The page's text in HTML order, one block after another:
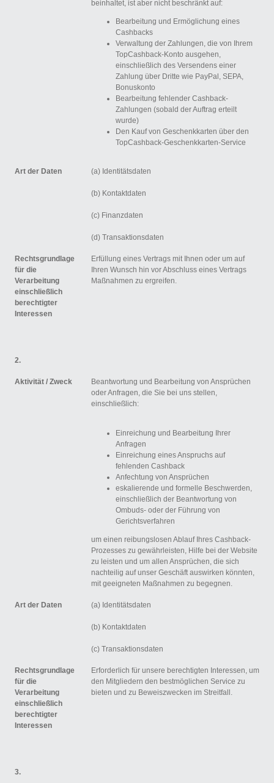
beinhaltet, ist aber nicht beschränkt auf:
Bearbeitung und Ermöglichung eines
Cashbacks
Verwaltung der Zahlungen, die von Ihrem
TopCashback-Konto ausgehen,
einschließlich des Versendens einer
Zahlung über Dritte wie PayPal, SEPA,
Bonuskonto
Bearbeitung fehlender Cashback-
Zahlungen (sobald der Auftrag erteilt
wurde)
Den Kauf von Geschenkkarten über den
TopCashback-Geschenkkarten-Service
Art der Daten (a) Identitätsdaten
(b) Kontaktdaten
(c) Finanzdaten
(d) Transaktionsdaten
Rechtsgrundlage
für die
Verarbeitung
einschließlich
berechtigter
Interessen
Erfüllung eines Vertrags mit Ihnen oder um auf
Ihren Wunsch hin vor Abschluss eines Vertrags
Maßnahmen zu ergreifen.
2.
Aktivität / Zweck
Beantwortung und Bearbeitung von Ansprüchen
oder Anfragen, die Sie bei uns stellen,
einschließlich:
Einreichung und Bearbeitung Ihrer
Anfragen
Einreichung eines Anspruchs auf
fehlenden Cashback
Anfechtung von Ansprüchen
eskalierende und formelle Beschwerden,
einschließlich der Beantwortung von
Ombuds- oder der Führung von
Gerichtsverfahren
um einen reibungslosen Ablauf Ihres Cashback-
Prozesses zu gewährleisten, Hilfe bei der Website
zu leisten und um allen Ansprüchen, die sich
nachteilig auf unser Geschäft auswirken könnten,
mit geeigneten Maßnahmen zu begegnen.
Art der Daten (a) Identitätsdaten
(b) Kontaktdaten
(c) Transaktionsdaten
Rechtsgrundlage
für die
Verarbeitung
einschließlich
berechtigter
Interessen
Erforderlich für unsere berechtigten Interessen, um
den Mitgliedern den bestmöglichen Service zu
bieten und zu Beweiszwecken im Streitfall.
3.